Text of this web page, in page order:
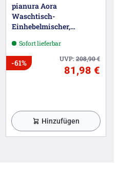
pianura Aora
Waschtisch-
Einhebelmischer,
Up Ablaufventil
Sofort lieferbar
UVP:208,90€
-61%
81,98 €
Hinzufügen